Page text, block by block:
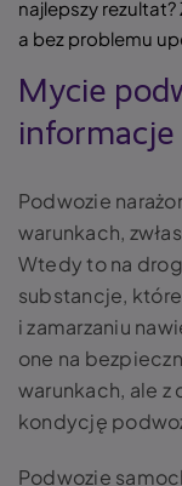
najlepszy
a bez problemu
Mycie
informacje
Podwozie
warunkach,
Wtedy to na
substancje,
i zamarzaniu
one na
warunkach, ale z
kondycję
Podwozie